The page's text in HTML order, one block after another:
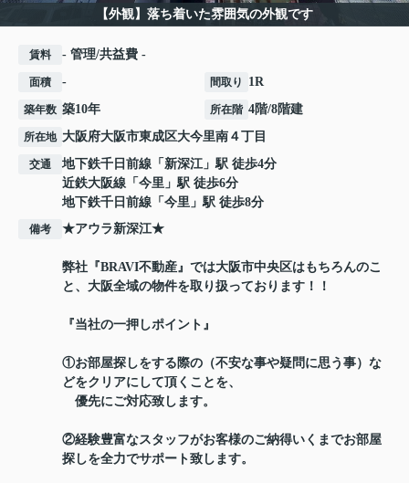
【外観】落ち着いた雰囲気の外観です
賃料 - 管理/共益費 -
面積 - 間取り 1R
築年数 築10年 所在階 4階/8階建
所在地 大阪府大阪市東成区大今里南 ４丁目
交通 地下鉄千日前線 「 新深江」駅 徒歩4分
近鉄大阪線 「 今里 」駅 徒歩6分
地下鉄千日前線 「 今里 」駅 徒歩8分
備考 ★アウラ新深江★
弊社『BRAVI不動産』では大阪市中央区はもちろんのこ
と、大阪全域の物件を取り扱っております！！
『当社の一押しポイント』
①お部屋探しをする際の（不安な事や疑問に思う事）な
どをクリアにして頂くことを、
優先にご対応致します。
②経験豊富なスタッフがお客様のご納得いくまでお部屋
探しを全力でサポート致します。